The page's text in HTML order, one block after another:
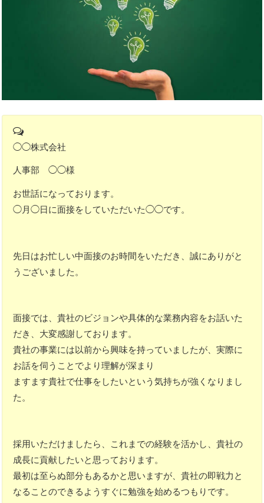
◯◯株式会社
人事部 ◯◯様
お世話になっております。
◯月◯日に面接をしていただいた◯◯です。
先日はお忙しい中面接のお時間をいただき、誠にありがと
うございました。
面接では、貴社のビジョンや具体的な業務内容をお話いた
だき、大変感謝しております。
貴社の事業には以前から興味を持っていましたが、実際に
お話を伺うことでより理解が深まり
ますます貴社で仕事をしたいという気持ちが強くなりまし
た。
採用いただけましたら、これまでの経験を活かし、貴社の
成長に貢献したいと思っております。
最初は至らぬ部分もあるかと思いますが、貴社の即戦力と
なることのできるようすぐに勉強を始めるつもりです。